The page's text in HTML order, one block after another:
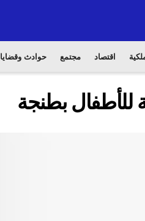
اقتصاد مجتمع حوادث وقضايا
للأطفال بطنجة